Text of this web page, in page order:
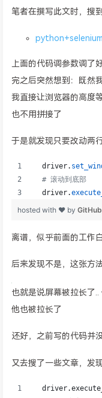
笔者在撰写此文时，搜
上面的代码调参数调了
完之后突然想到：既然
我直接让浏览器的高度
也不用拼接了
于是就发现只要改动两
离谱，似乎前面的工作
后来发现不是，这张方
也就是说屏幕被拉长了..
他也被拉长了
还好，之前写的代码并
又去搜了一些文章，发